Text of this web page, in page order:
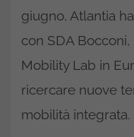
giugno, Atlantia
con SDA Bocconi,
Mobility Lab in
ricercare nuove
mobilità integrata.